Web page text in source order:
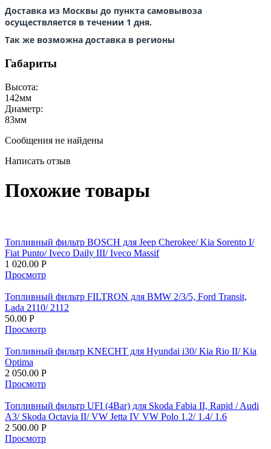
Доставка из Москвы до пункта самовывоза
осуществляется в течении 1 дня.
Так же возможна доставка в регионы
Габариты
Высота:
142мм
Диаметр:
83мм
Сообщения не найдены
Написать отзыв
Похожие товары
Топливный фильтр BOSCH для Jeep Cherokee/ Kia Sorento I/
Fiat Punto/ Iveco Daily III/ Iveco Massif
1 020.00 Р
Просмотр
Топливный фильтр FILTRON для BMW 2/3/5, Ford Transit,
Lada 2110/ 2112
50.00 Р
Просмотр
Топливный фильтр KNECHT для Hyundai i30/ Kia Rio II/ Kia
Optima
2 050.00 Р
Просмотр
Топливный фильтр UFI (4Bar) для Skoda Fabia II, Rapid / Audi
A3/ Skoda Octavia II/ VW Jetta IV VW Polo 1.2/ 1.4/ 1.6
2 500.00 Р
Просмотр